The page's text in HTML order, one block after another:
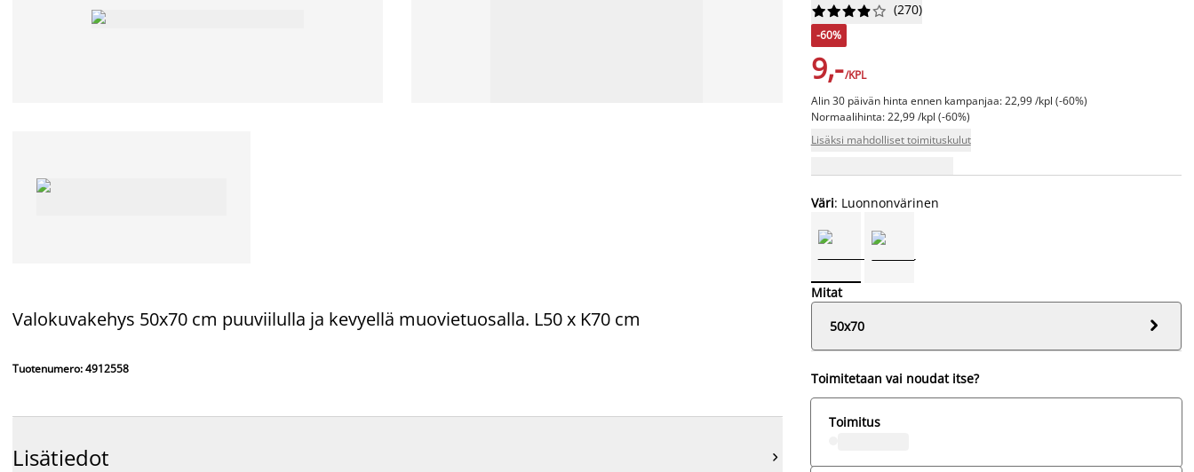
Valokuvakehys 50x70 cm puuviilulla ja kevyellä muovietuosalla. L50 x K70 cm
Tuotenumero: 4912558
Lisätiedot 





 (270)
-60%
9,-/KPL
Alin 30 päivän hinta ennen kampanjaa: 22,99 /kpl (-60%)
Normaalihinta: 22,99 /kpl (-60%)
Lisäksi mahdolliset toimituskulut
Väri: Luonnonvärinen
Mitat
50x70

Toimitetaan vai noudat itse?
Toimitus